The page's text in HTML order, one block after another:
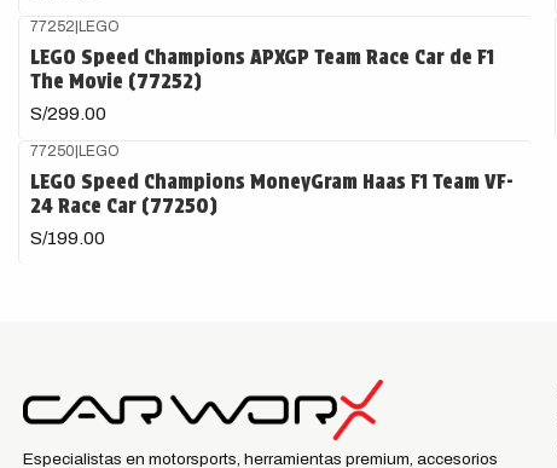
77252|LEGO
LEGO Speed Champions APXGP Team Race Car de F1
The Movie (77252)
S/299.00
77250|LEGO
LEGO Speed Champions MoneyGram Haas F1 Team VF-
24 Race Car (77250)
S/199.00
Especialistas en motorsports, herramientas premium, accesorios